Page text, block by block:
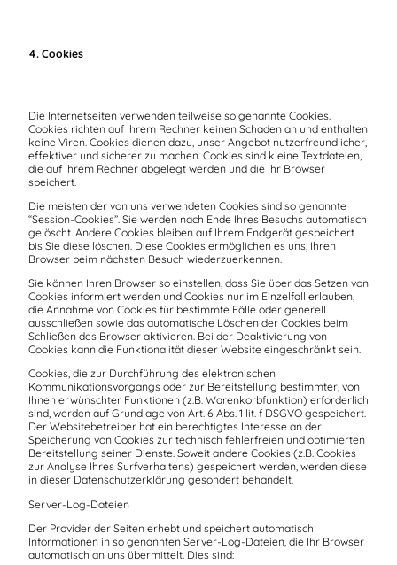
4. Cookies
Die Internetseiten verwenden teilweise so genannte Cookies.
Cookies richten auf Ihrem Rechner keinen Schaden an und enthalten
keine Viren. Cookies dienen dazu, unser Angebot nutzerfreundlicher,
effektiver und sicherer zu machen. Cookies sind kleine Textdateien,
die auf Ihrem Rechner abgelegt werden und die Ihr Browser
speichert.
Die meisten der von uns verwendeten Cookies sind so genannte
“Session-Cookies”. Sie werden nach Ende Ihres Besuchs automatisch
gelöscht. Andere Cookies bleiben auf Ihrem Endgerät gespeichert
bis Sie diese löschen. Diese Cookies ermöglichen es uns, Ihren
Browser beim nächsten Besuch wiederzuerkennen.
Sie können Ihren Browser so einstellen, dass Sie über das Setzen von
Cookies informiert werden und Cookies nur im Einzelfall erlauben,
die Annahme von Cookies für bestimmte Fälle oder generell
ausschließen sowie das automatische Löschen der Cookies beim
Schließen des Browser aktivieren. Bei der Deaktivierung von
Cookies kann die Funktionalität dieser Website eingeschränkt sein.
Cookies, die zur Durchführung des elektronischen
Kommunikationsvorgangs oder zur Bereitstellung bestimmter, von
Ihnen erwünschter Funktionen (z.B. Warenkorbfunktion) erforderlich
sind, werden auf Grundlage von Art. 6 Abs. 1 lit. f DSGVO gespeichert.
Der Websitebetreiber hat ein berechtigtes Interesse an der
Speicherung von Cookies zur technisch fehlerfreien und optimierten
Bereitstellung seiner Dienste. Soweit andere Cookies (z.B. Cookies
zur Analyse Ihres Surfverhaltens) gespeichert werden, werden diese
in dieser Datenschutzerklärung gesondert behandelt.
Server-Log-Dateien
Der Provider der Seiten erhebt und speichert automatisch
Informationen in so genannten Server-Log-Dateien, die Ihr Browser
automatisch an uns übermittelt. Dies sind: